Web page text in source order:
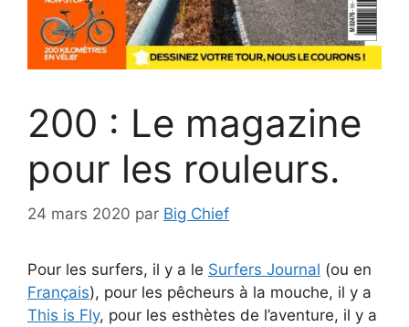
200 : Le magazine
pour les rouleurs.
24 mars 2020 par Big Chief
Pour les surfers, il y a le Surfers Journal (ou en
Français), pour les pêcheurs à la mouche, il y a
This is Fly, pour les esthètes de l’aventure, il y a